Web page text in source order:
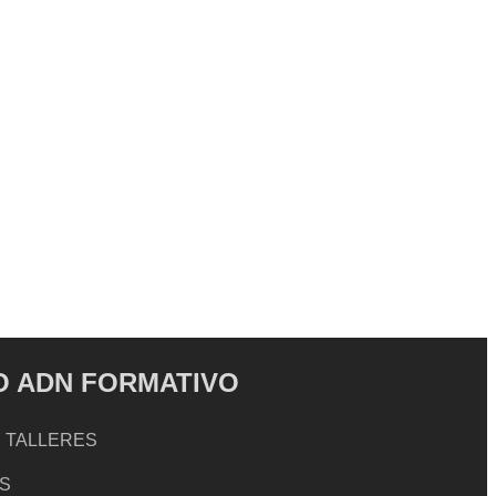
ADN FORMATIVO
TALLERES